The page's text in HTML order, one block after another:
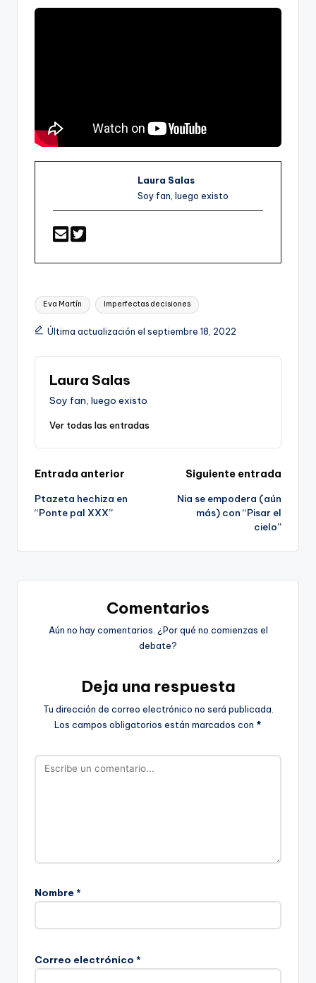
Laura Salas
Soy fan, luego existo
Etiquetas:
Eva Martín Imperfectas decisiones
Última actualización el septiembre 18, 2022
Laura Salas
Soy fan, luego existo
Ver todas las entradas
Navegación
de
Entrada anterior
Ptazeta hechiza en
“Ponte pal XXX”
Siguiente entrada
Nia se empodera (aún
más) con “Pisar el
cielo”
Comentarios
Aún no hay comentarios. ¿Por qué no comienzas el
debate?
Deja una respuesta
Tu dirección de correo electrónico no será publicada.
Los campos obligatorios están marcados con *
Nombre *
Correo electrónico *